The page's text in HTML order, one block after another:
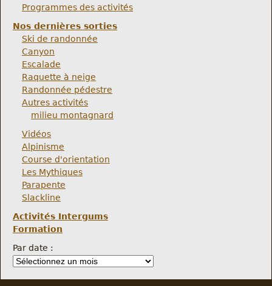
Programmes des activités
Nos dernières sorties
Ski de randonnée
Canyon
Escalade
Raquette à neige
Randonnée pédestre
Autres activités
milieu montagnard
Vidéos
Alpinisme
Course d'orientation
Les Mythiques
Parapente
Slackline
Activités Intergums
Formation
Par date :